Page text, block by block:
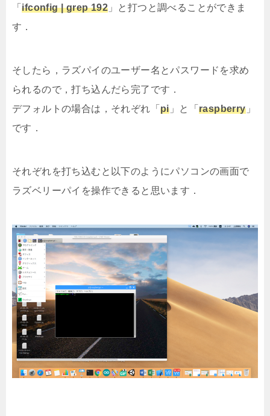
「ifconfig | grep 192 」と打つと調べることができま
す．
そしたら，ラズパイのユーザー名とパスワードを求め
られるので，打ち込んだら完了です．
デフォルトの場合は，それぞれ「 pi」と「raspberry」
です．
それぞれを打ち込むと以下のようにパソコンの画面で
ラズベリーパイを操作できると思います．